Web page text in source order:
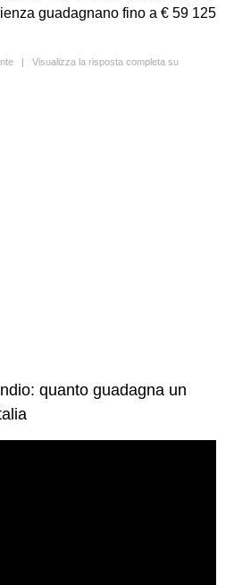
guadagnano fino a € 59 125
| Visualizza la risposta completa su
quanto guadagna un